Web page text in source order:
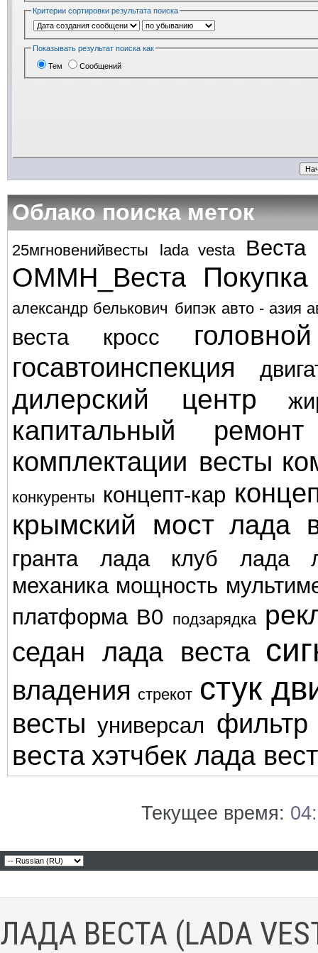
Критерии сортировки результата поиска
Показывать результат поиска как
Тем Сообщений
Облако поиска меток
25мгновенийвесты lada vesta
ОММН_Веста
александр белькович бипэк авто - азия
веста кросс
госавтоинспекция
дилерский центр
капитальный ремонт
комплектации весты
конкуренты концепт-кар
крымский мост лада
гранта лада клуб
лада
механика мощность
платформа В0
подзарядка
седан лада веста
владения стрекот стук
весты универсал
веста хэтчбек лада
Текущее время:
ЛАДА ВЕСТА (LADA